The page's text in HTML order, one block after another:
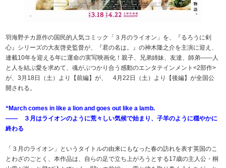
羽海野チカ原作の国民的人気コミック「３月のライオン」を、『るろうに剣
心』シリーズの大友啓史監督が、『君の名は。』の神木隆之介を主演に迎え、
連載10年を迎える年に運命の実写映画化！親子、兄弟姉妹、友達、師弟――人
と人を結ぶ愛を求めて、魂がぶつかり合う感動のエンタテインメント<2部作>
が、3月18日（土）より【前編】が、 4月22日（土）より【後編】が全国公
開される。
“March comes in like a lion and goes out like a lamb.
—— ３月はライオンのように荒々しい気候で始まり、子羊のように穏やかに
終わる
「３月のライオン」というタイトルの由来にもなった春の訪れを表す英国のこ
とわざのごとく、本作品は、自らの足で立ち上がろうとする17歳の主人公・桐